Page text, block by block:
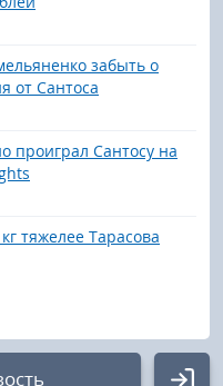
забыть о
от Сантоса
проиграл Сантосу на
тяжелее Тарасова